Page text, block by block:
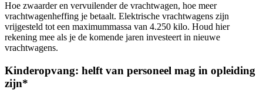
Hoe zwaarder en vervuilender de vrachtwagen, hoe meer
vrachtwagenheffing je betaalt. Elektrische vrachtwagens zijn
vrijgesteld tot een maximummassa van 4.250 kilo. Houd hier
rekening mee als je de komende jaren investeert in nieuwe
vrachtwagens.
Kinderopvang: helft van personeel mag in opleiding
zijn*